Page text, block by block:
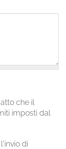
che il
imposti dal
di